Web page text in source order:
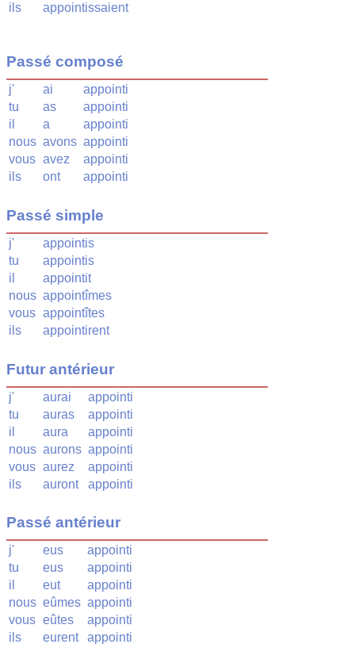
ils
appointissaient
Passé composé
j' ai
appointi
tu
as
appointi
il
a
appointi
nous avons appointi
vous avez
appointi
ils
ont appointi
Passé simple
j'
appointis
tu
appointis
il
appointit
nous appointîmes
vous appointîtes
ils
appointirent
Futur antérieur
j' aurai
appointi
tu
auras
appointi
il
aura
appointi
nous aurons appointi
vous aurez
appointi
ils
auront appointi
Passé antérieur
j' eus
appointi
tu
eus
appointi
il
eut
appointi
nous eûmes appointi
vous eûtes
appointi
ils
eurent appointi